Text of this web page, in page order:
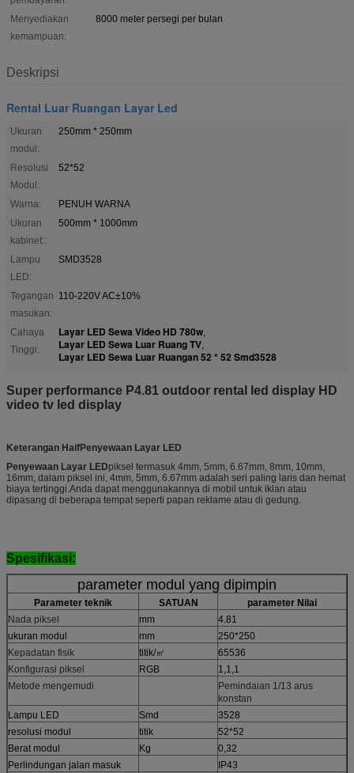
Menyediakan
kemampuan:
8000 meter persegi per bulan
Deskripsi
Rental Luar Ruangan Layar Led
Ukuran
modul:
250mm * 250mm
Resolusi
Modul:
52*52
Warna:
PENUH WARNA
Ukuran
kabinet::
500mm * 1000mm
Lampu
LED:
SMD3528
Tegangan
masukan:
110-220V AC±10%
Cahaya
Tinggi:
Layar LED Sewa Video HD 780w,
Layar LED Sewa Luar Ruang TV,
Layar LED Sewa Luar Ruangan 52 * 52 Smd3528
Super performance P4.81 outdoor rental led display HD
video tv led display
Keterangan HaifPenyewaan Layar LED
Penyewaan Layar LEDpiksel termasuk 4mm, 5mm, 6.67mm, 8mm, 10mm,
16mm, dalam piksel ini, 4mm, 5mm, 6.67mm adalah seri paling laris dan hemat
biaya tertinggi.Anda dapat menggunakannya di mobil untuk iklan atau
dipasang di beberapa tempat seperti papan reklame atau di gedung.
Spesifikasi:
parameter modul yang dipimpin
Parameter teknik SATUAN
parameter Nilai
Nada piksel
mm
4.81
ukuran modul
mm
250*250
Kepadatan fisik
titik/㎡
65536
Konfigurasi piksel
RGB
1,1,1
Metode mengemudi
Pemindaian 1/13 arus
konstan
Lampu LED
Smd
3528
resolusi modul
titik
52*52
Berat modul
Kg
0,32
Perlindungan jalan masuk
IP43